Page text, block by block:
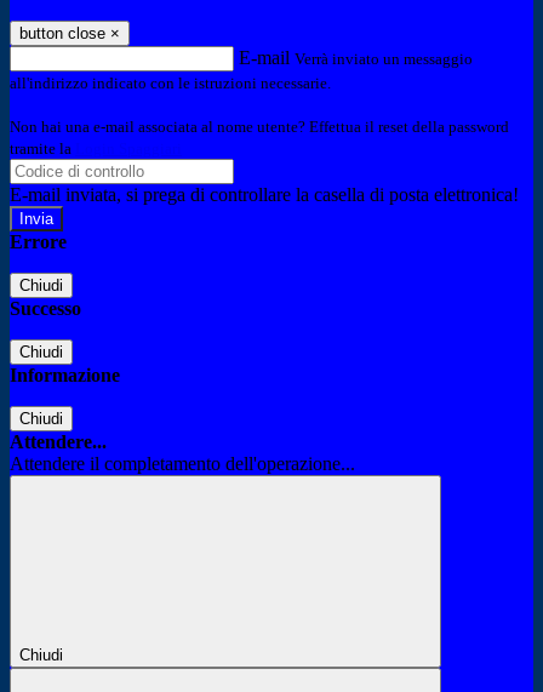
button close ×
E-mail Verrà inviato un messaggio
all'indirizzo indicato con le istruzioni necessarie.
Non hai una e-mail associata al nome utente? Effettua il reset della password
tramite la
E-mail inviata, si prega di controllare la casella di posta elettronica!
Errore
Chiudi
Successo
Chiudi
Informazione
Chiudi
Attendere...
Attendere il completamento dell'operazione...
Chiudi